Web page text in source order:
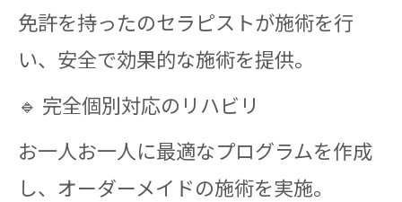
免許を持ったのセラピストが施術を行
い、安全で効果的な施術を提供。
🔹 完全個別対応のリハビリ
お一人お一人に最適なプログラムを作成
し、オーダーメイドの施術を実施。